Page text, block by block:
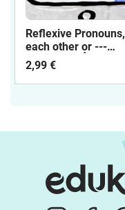
Reflexive Pronouns,
each other or ---
Interactive 👆
2,99 €